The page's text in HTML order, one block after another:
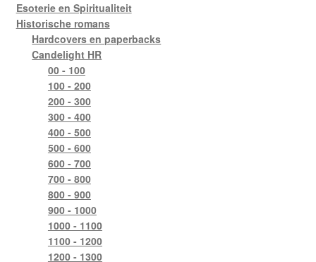
Esoterie en Spiritualiteit
Historische romans
Hardcovers en paperbacks
Candelight HR
00 - 100
100 - 200
200 - 300
300 - 400
400 - 500
500 - 600
600 - 700
700 - 800
800 - 900
900 - 1000
1000 - 1100
1100 - 1200
1200 - 1300